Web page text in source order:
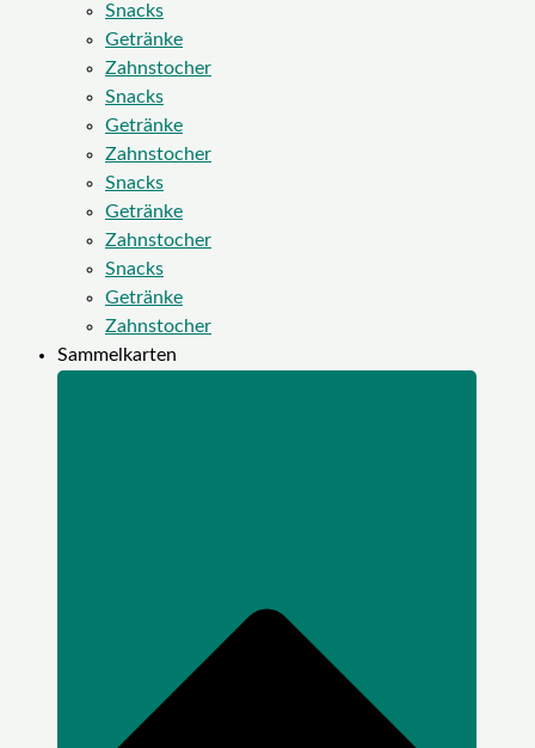
Snacks
Getränke
Zahnstocher
Snacks
Getränke
Zahnstocher
Snacks
Getränke
Zahnstocher
Snacks
Getränke
Zahnstocher
Sammelkarten